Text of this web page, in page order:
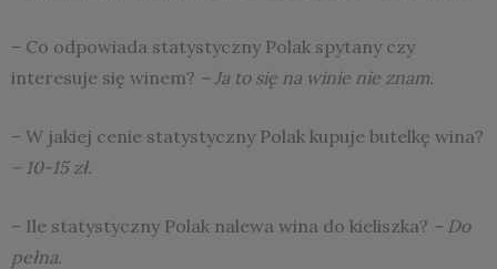
– Co odpowiada statystyczny Polak spytany czy
interesuje się winem? – Ja to się na winie nie znam.
– W jakiej cenie statystyczny Polak kupuje butelkę wina?
– 10-15 zł.
– Ile statystyczny Polak nalewa wina do kieliszka? – Do
pełna.